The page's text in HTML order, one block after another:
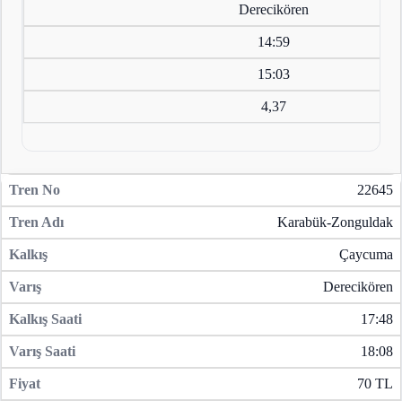
Derecikören
14:59
15:03
4,37
22645
Karabük-Zonguldak
Çaycuma
Derecikören
17:48
18:08
70 TL